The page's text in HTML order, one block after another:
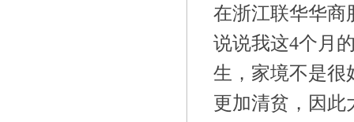
在浙江联华华商
说说我这4个月
生，家境不是很
更加清贫，因此